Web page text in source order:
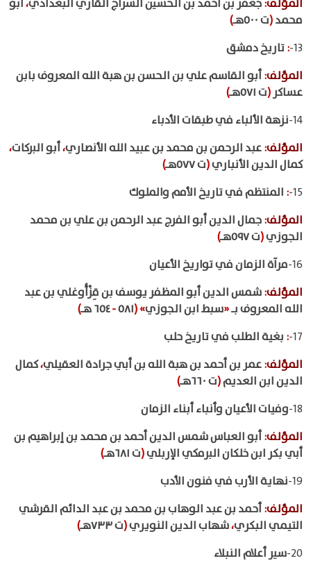
المؤلف:جعفر بن أحمد بن الحسين السراج القاري البغدادي،أبو
محمد(ت ٥٠٠هـ
)
13-
:تاريخ دمشق
المؤلف:أبو القاسم علي بن الحسن بن هبة الله المعروف بابن
عساكر(ت ٥٧١هـ
)
14- نزهة الألباء في طبقات الأدباء
المؤلف:عبد الرحمن بن محمد بن عبيد الله الأنصاري،أبو البركات،
كمال الدين الأنباري(ت ٥٧٧هـ
)
15-
: المنتظم في تاريخ الأمم والملوك
المؤلف:جمال الدين أبو الفرج عبد الرحمن بن علي بن محمد
الجوزي(ت ٥٩٧هـ
)
16- مرآة الزمان في تواريخ الأعيان
المؤلف:شمس الدين أبو المظفر يوسف بن قِزْأُوغلي بن عبد
الله المعروف بـ«سبط ابن الجوزي»
(٥٨١-٦٥٤ هـ
)
17-
: بغية الطلب في تاريخ حلب
المؤلف:عمر بن أحمد بن هبة الله بن أبي جرادة العقيلي،كمال
الدين ابن العديم(ت ٦٦٠هـ
)
18- وفيات الأعيان وأنباء أبناء الزمان
المؤلف:أبو العباس شمس الدين أحمد بن محمد بن إبراهيم بن
أبي بكر ابن خلكان البرمكي الإربلي(ت ٦٨١هـ
)
19- نهاية الأرب في فنون الأدب
المؤلف:أحمد بن عبد الوهاب بن محمد بن عبد الدائم القرشي
التيمي البكري،شهاب الدين النويري(ت ٧٣٣هـ
)
20- سير أعلام النبلاء